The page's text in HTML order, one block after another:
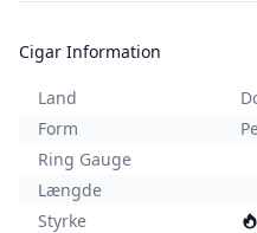
Cigar Information
Land
Form
Ring Gauge
Længde
Styrke